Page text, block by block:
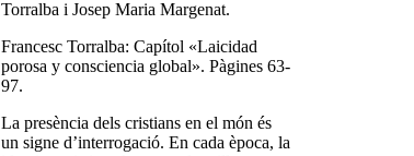
Torralba i Josep Maria Margenat.
Francesc Torralba: Capítol «Laicidad
porosa y consciencia global». Pàgines 63-
97.
La presència dels cristians en el món és
un signe d’interrogació. En cada època, la